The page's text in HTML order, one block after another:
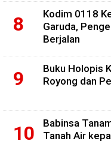
Kodim 0118
Garuda,
Berjalan
Buku Holopis
Royong dan
Babinsa
Tanah Air